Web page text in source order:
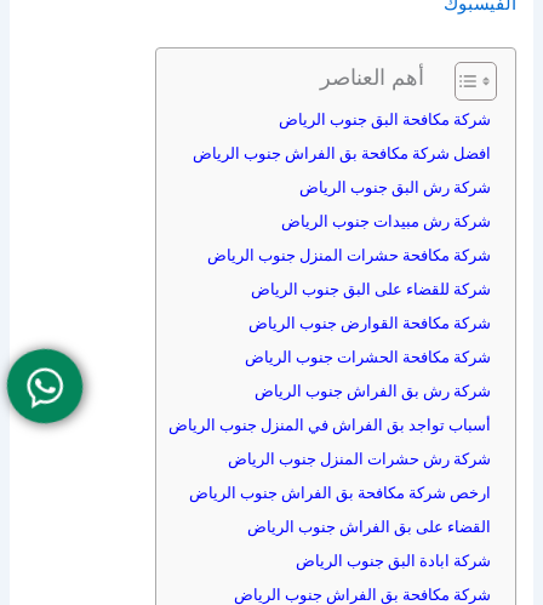
أهم العناصر
شركة مكافحة البق جنوب الرياض
افضل شركة مكافحة بق الفراش جنوب الرياض
شركة رش البق جنوب الرياض
شركة رش مبيدات جنوب الرياض
شركة مكافحة حشرات المنزل جنوب الرياض
شركة للقضاء على البق جنوب الرياض
شركة مكافحة القوارض جنوب الرياض
شركة مكافحة الحشرات جنوب الرياض
شركة رش بق الفراش جنوب الرياض
أسباب تواجد بق الفراش في المنزل جنوب الرياض
شركة رش حشرات المنزل جنوب الرياض
ارخص شركة مكافحة بق الفراش جنوب الرياض
القضاء على بق الفراش جنوب الرياض
شركة ابادة البق جنوب الرياض
شركة مكافحة بق الفراش جنوب الرياض